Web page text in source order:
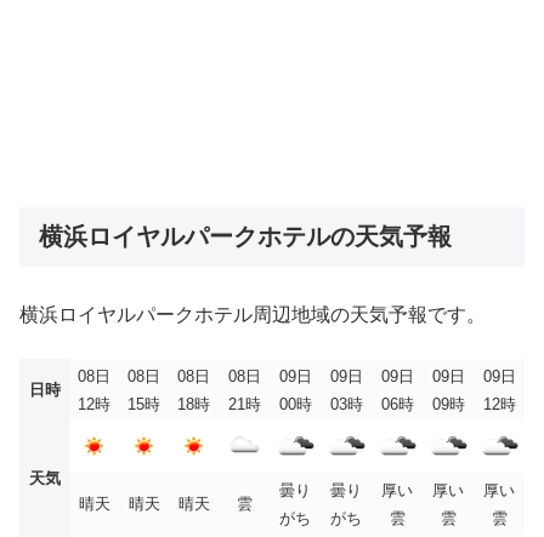
横浜ロイヤルパークホテルの天気予報
横浜ロイヤルパークホテル周辺地域の天気予報です。
日時
08日
12時
08日
15時
08日
18時
08日
21時
09日
00時
09日
03時
09日
06時
09日
09時
09日
12時
天気
晴天
晴天 晴天 雲
曇り
がち
曇り
がち
厚い
雲
厚い
雲
厚い
雲